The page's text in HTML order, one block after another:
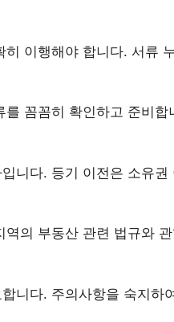
이행해야 합니다. 서류
꼼꼼히 확인하고 준비합
니다. 등기 이전은 소유권
의 부동산 관련 법규와
니다. 주의사항을 숙지하